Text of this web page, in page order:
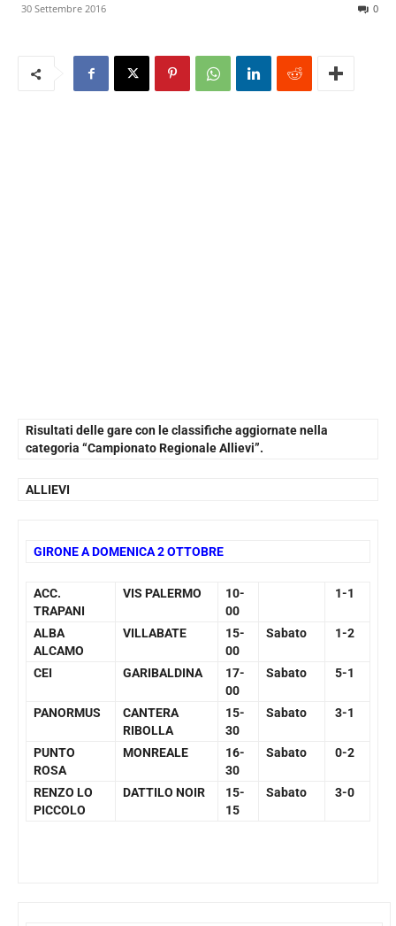
30 Settembre 2016 0
Risultati delle gare con le classifiche aggiornate nella
categoria “Campionato Regionale Allievi”.
ALLIEVI
GIRONE A DOMENICA 2 OTTOBRE
ACC.
TRAPANI
VIS PALERMO
10-
00
1-1
ALBA
ALCAMO
VILLABATE
15-
00
Sabato 1-2
CEI GARIBALDINA
17-
00
Sabato 5-1
PANORMUS
CANTERA
RIBOLLA
15-
30
Sabato 3-1
PUNTO
ROSA
MONREALE
16-
30
Sabato 0-2
RENZO LO
PICCOLO
DATTILO NOIR
15-
15
Sabato 3-0